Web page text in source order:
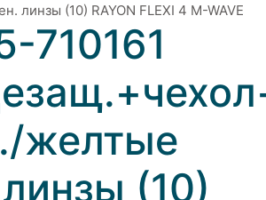
линзы (10) RAYON FLEXI 4 M-WAVE
710161
желтые
(10)